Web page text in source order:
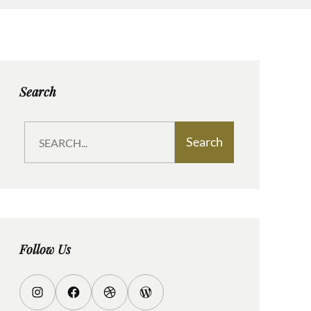
Search
a
Search
Follow Us
I
F
D
W